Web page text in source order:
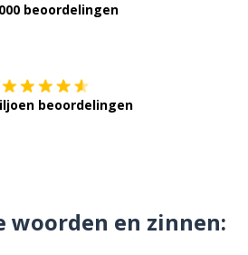
beoordelingen
beoordelingen
woorden en zinnen: